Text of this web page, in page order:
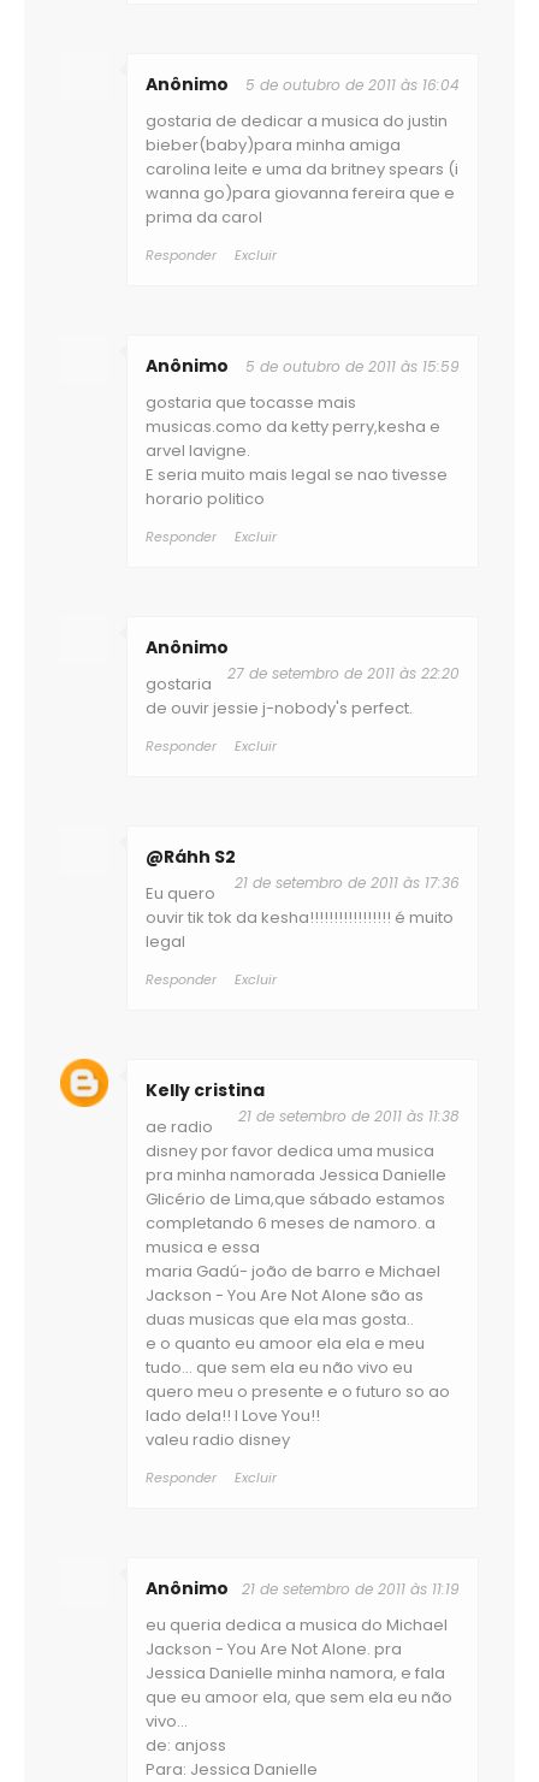
Anônimo 21 de setembro de 2011 às 11:19
eu queria dedica a musica do Michael
Jackson - You Are Not Alone. pra
Jessica Danielle minha namora, e fala
que eu amoor ela, que sem ela eu não
vivo...
de: anjoss
Para: Jessica Danielle
Kelly cristina
21 de setembro de 2011 às 11:38
ae radio
disney por favor dedica uma musica
pra minha namorada Jessica Danielle
Glicério de Lima,que sábado estamos
completando 6 meses de namoro. a
musica e essa
maria Gadú- joão de barro e Michael
Jackson - You Are Not Alone são as
duas musicas que ela mas gosta..
e o quanto eu amoor ela ela e meu
tudo... que sem ela eu não vivo eu
quero meu o presente e o futuro so ao
lado dela!! I Love You!!
valeu radio disney
Responder Excluir
@Ráhh S2
21 de setembro de 2011 às 17:36
Eu quero
ouvir tik tok da kesha!!!!!!!!!!!!!!!!! é muito
legal
Responder Excluir
Anônimo
27 de setembro de 2011 às 22:20
gostaria
de ouvir jessie j-nobody's perfect.
Responder Excluir
Anônimo 5 de outubro de 2011 às 15:59
gostaria que tocasse mais
musicas.como da ketty perry,kesha e
arvel lavigne.
E seria muito mais legal se nao tivesse
horario politico
Responder Excluir
Anônimo 5 de outubro de 2011 às 16:04
gostaria de dedicar a musica do justin
bieber(baby)para minha amiga
carolina leite e uma da britney spears (i
wanna go)para giovanna fereira que e
prima da carol
Responder Excluir